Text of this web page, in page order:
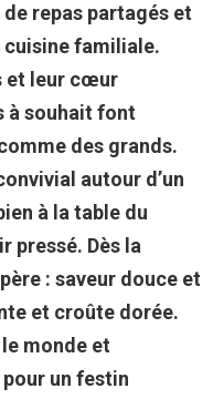
repas partagés et
cuisine familiale.
et leur cœur
à souhait font
des grands.
autour d’un
à la table du
pressé. Dès la
: saveur douce et
et croûte dorée.
monde et
un festin